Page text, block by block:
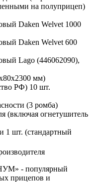
на полуприцеп)
Daken Welvet 1000
Daken Welvet 600
Lago (446062090),
мм)
РФ) 10 шт.
(3 ромба)
(включая огнетушитель
1 шт. (стандартный
- популярный
прицепов и